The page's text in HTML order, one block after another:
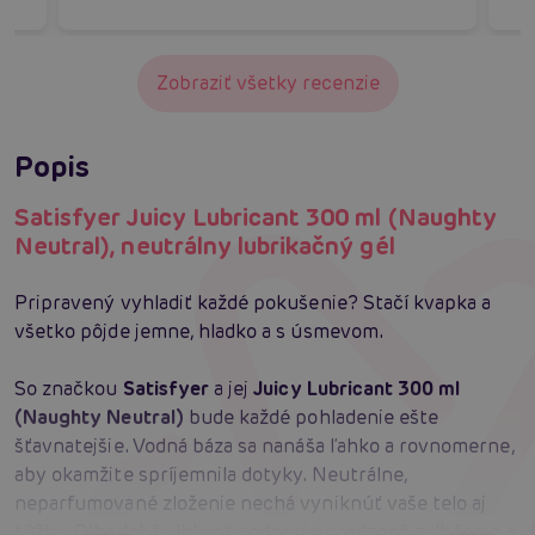
Zobraziť všetky recenzie
Popis
Satisfyer Juicy Lubricant 300 ml (Naughty
Neutral), neutrálny lubrikačný gél
Pripravený vyhladiť každé pokušenie? Stačí kvapka a
všetko pôjde jemne, hladko a s úsmevom.
So značkou Satisfyera jejJuicy Lubricant 300 ml
(Naughty Neutral) bude každé pohladenie ešte
šťavnatejšie. Vodná báza sa nanáša ľahko a rovnomerne,
aby okamžite spríjemnila dotyky. Neutrálne,
neparfumované zloženie nechá vyniknúť vaše telo aj